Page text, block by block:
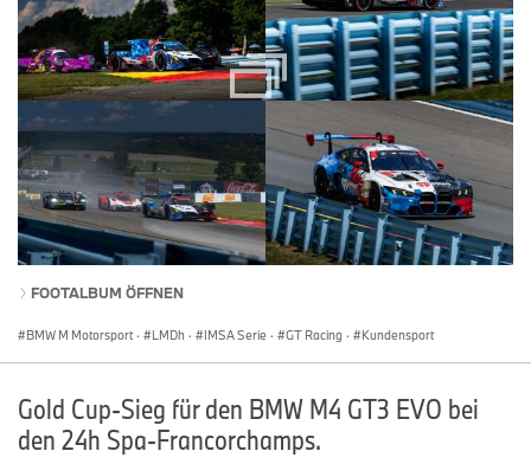
FOOTALBUM ÖFFNEN
BMW M Motorsport · LMDh · IMSA Serie · GT Racing · Kundensport
Gold Cup-Sieg für den BMW M4 GT3 EVO bei
den 24h Spa-Francorchamps.